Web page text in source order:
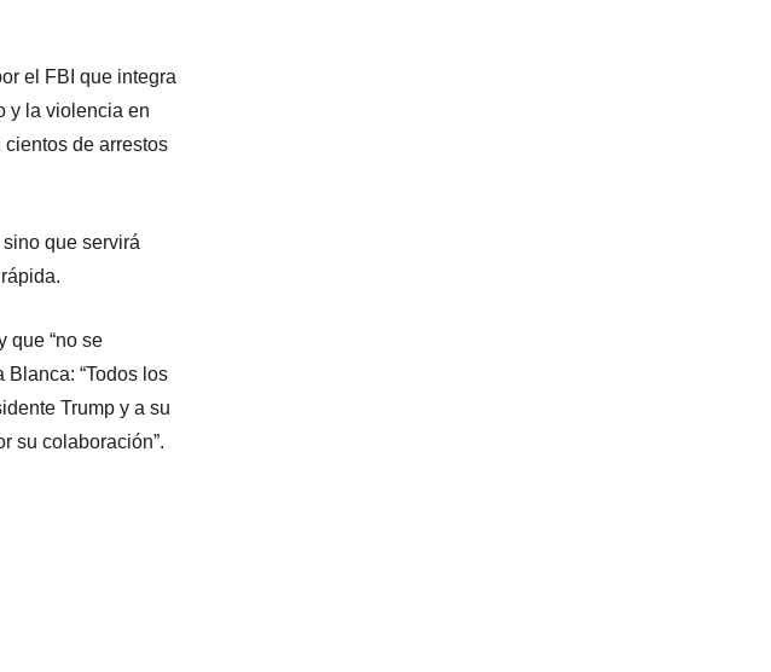
el FBI que integra
y la violencia en
de arrestos
que servirá
que “no se
“Todos los
Trump y a su
su colaboración”.